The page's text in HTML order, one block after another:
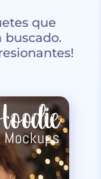
que
buscado.